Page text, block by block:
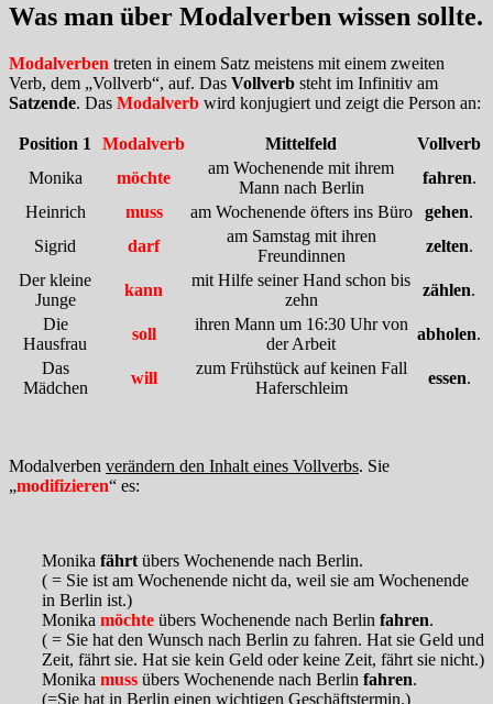
Was man über Modalverben wissen sollte.
Modalverben treten in einem Satz meistens mit einem zweiten
Verb, dem „Vollverb“, auf. Das Vollverb steht im Infinitiv am
Satzende. Das Modalverb wird konjugiert und zeigt die Person an:
Position 1 Modalverb Mittelfeld
Vollverb
Monika
möchte
am Wochenende mit ihrem
Mann nach Berlin
fahren.
Heinrich
muss am Wochenende öfters ins Büro gehen.
Sigrid
darf
am Samstag mit ihren
Freundinnen
zelten.
Der kleine
Junge
kann
mit Hilfe seiner Hand schon bis
zehn
zählen.
Die
Hausfrau
soll
ihren Mann um 16:30 Uhr von
der Arbeit
abholen.
Das
Mädchen
will
zum Frühstück auf keinen Fall
Haferschleim
essen.
Modalverben verändern den Inhalt eines Vollverbs. Sie
„modifizieren“ es:
Monika fährt übers Wochenende nach Berlin.
( = Sie ist am Wochenende nicht da, weil sie am Wochenende
in Berlin ist.)
Monika möchte übers Wochenende nach Berlin fahren.
( = Sie hat den Wunsch nach Berlin zu fahren. Hat sie Geld und
Zeit, fährt sie. Hat sie kein Geld oder keine Zeit, fährt sie nicht.)
Monika muss übers Wochenende nach Berlin fahren.
(=Sie hat in Berlin einen wichtigen Geschäftstermin.)